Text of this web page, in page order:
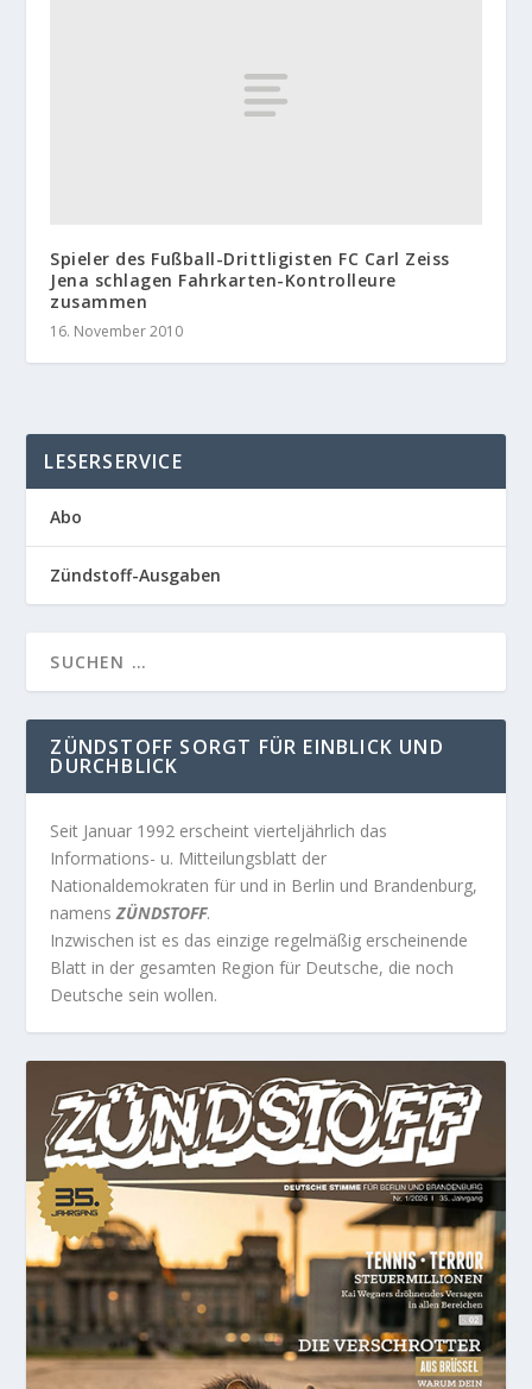
Spieler des Fußball-Drittligisten FC Carl Zeiss
Jena schlagen Fahrkarten-Kontrolleure
zusammen
16. November 2010
LESERSERVICE
Abo
Zündstoff-Ausgaben
ZÜNDSTOFF SORGT FÜR EINBLICK UND
DURCHBLICK
Seit Januar 1992 erscheint vierteljährlich das
Informations- u. Mitteilungsblatt der
Nationaldemokraten für und in Berlin und Brandenburg,
namensZÜNDSTOFF.
Inzwischen ist es das einzige regelmäßig erscheinende
Blatt in der gesamten Region für Deutsche, die noch
Deutsche sein wollen.